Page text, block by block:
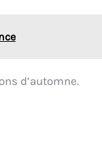
d’automne.